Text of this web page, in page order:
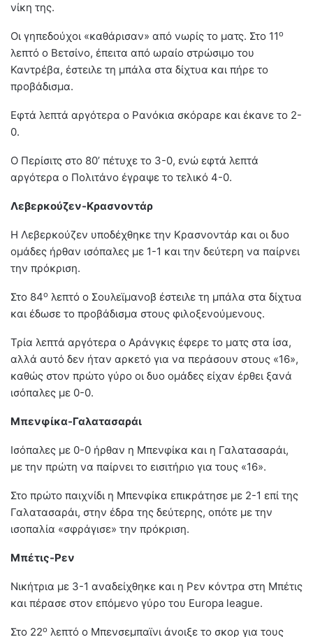
νίκη της.
Οι γηπεδούχοι «καθάρισαν» από νωρίς το ματς. Στο 11ο
λεπτό ο Βετσίνο, έπειτα από ωραίο στρώσιμο του
Καντρέβα, έστειλε τη μπάλα στα δίχτυα και πήρε το
προβάδισμα.
Εφτά λεπτά αργότερα ο Ρανόκια σκόραρε και έκανε το 2-
0.
Ο Περίσιτς στο 80’ πέτυχε το 3-0, ενώ εφτά λεπτά
αργότερα ο Πολιτάνο έγραψε το τελικό 4-0.
Λεβερκούζεν-Κρασνοντάρ
Η Λεβερκούζεν υποδέχθηκε την Κρασνοντάρ και οι δυο
ομάδες ήρθαν ισόπαλες με 1-1 και την δεύτερη να παίρνει
την πρόκριση.
Στο 84ο λεπτό ο Σουλεϊμανοβ έστειλε τη μπάλα στα δίχτυα
και έδωσε το προβάδισμα στους φιλοξενούμενους.
Τρία λεπτά αργότερα ο Αράνγκις έφερε το ματς στα ίσα,
αλλά αυτό δεν ήταν αρκετό για να περάσουν στους «16»,
καθώς στον πρώτο γύρο οι δυο ομάδες είχαν έρθει ξανά
ισόπαλες με 0-0.
Μπενφίκα-Γαλατασαράι
Ισόπαλες με 0-0 ήρθαν η Μπενφίκα και η Γαλατασαράι,
με την πρώτη να παίρνει το εισιτήριο για τους «16».
Στο πρώτο παιχνίδι η Μπενφίκα επικράτησε με 2-1 επί της
Γαλατασαράι, στην έδρα της δεύτερης, οπότε με την
ισοπαλία «σφράγισε» την πρόκριση.
Μπέτις-Ρεν
Νικήτρια με 3-1 αναδείχθηκε και η Ρεν κόντρα στη Μπέτις
και πέρασε στον επόμενο γύρο του Europa league.
Στο 22ο λεπτό ο Μπενσεμπαϊνι άνοιξε το σκορ για τους